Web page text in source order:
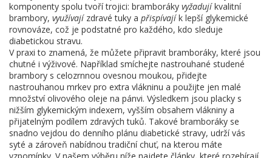
komponenty spolu tvoří trojici: bramboráky vyžadujíkvalitní
brambory, využívajízdravé tuky a přispívajík lepší glykemické
rovnováze, což je podstatné pro každého, kdo sleduje
diabetickou stravu.
V praxi to znamená, že můžete připravit bramboráky, které jsou
chutné i výživové. Například smíchejte nastrouhané studené
brambory s celozrnnou ovesnou moukou, přidejte
nastrouhanou mrkev pro extra vlákninu a použijte jen malé
množství olivového oleje na pánvi. Výsledkem jsou placky s
nižším glykemickým indexem, vyšším obsahem vlákniny a
přijatelným podílem zdravých tuků. Takové bramboráky se
snadno vejdou do denního plánu diabetické stravy, udrží vás
syté a zároveň nabídnou tradiční chuť, na kterou máte